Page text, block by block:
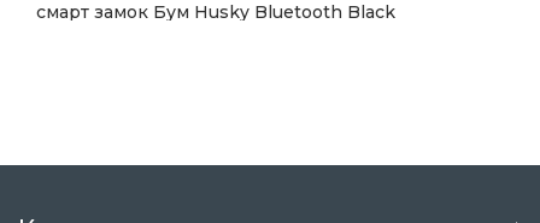
смарт замок Бум Husky Bluetooth Black